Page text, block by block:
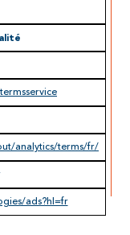
analytics/terms/fr/
ads?hl=fr